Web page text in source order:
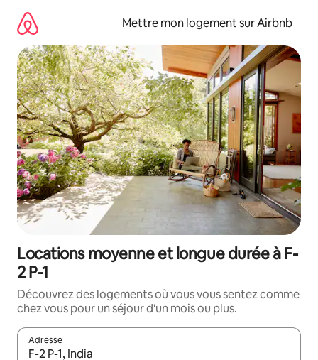
directement
contenu
Mettre mon logement sur Airbnb
Locations moyenne et longue durée à F-
2 P-1
Découvrez des logements où vous vous sentez comme
chez vous pour un séjour d'un mois ou plus.
Adresse
Lorsque les résultats s'affichent, utilisez les flèches vers le